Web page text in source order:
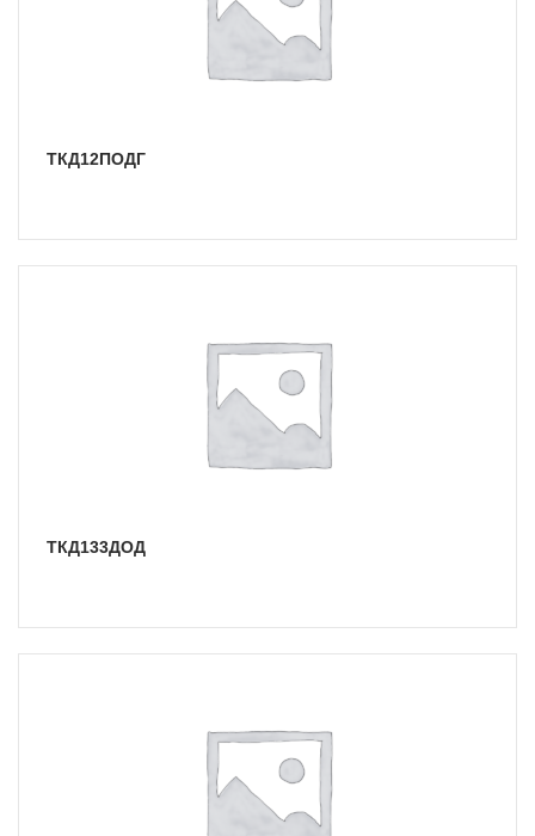
ТКД12ПОДГ
ТКД133ДОД